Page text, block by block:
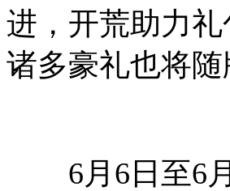
进，开荒助力
诸多豪礼也将
6月6日至6月